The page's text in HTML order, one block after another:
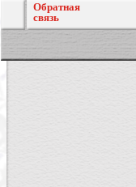
Обратная
связь